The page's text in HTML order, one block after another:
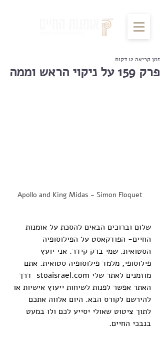
פרק 159 על ניקוי הראש וממה
זמן קריאה 12 דקות
Apollo and King Midas - Simon Floquet
שלום וברוכים הבאים להסכת על אומנות
החיים- הפודקאסט על הפילוסופיה
הסטואית. שמי ברק קידר. אני יועץ
פילוסופי, מלמד פילוסופיה סטואית. אתם
מוזמנים לאתר שלי stoaisrael.com דרך
האתר אפשר לפנות לשיחות ייעוץ אישיות או
להירשם לקורס הבא. היום אלווה אתכם
לתוך ציטוט שאולי יסייע לכם ולו במעט
בנבכי החיים.